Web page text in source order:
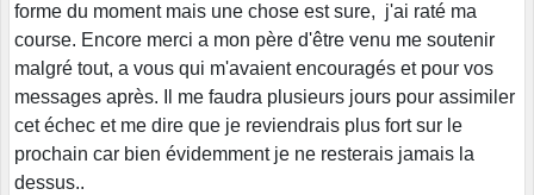
forme du moment mais une chose est sure, j'ai raté ma
course. Encore merci a mon père d'être venu me soutenir
malgré tout, a vous qui m'avaient encouragés et pour vos
messages après. Il me faudra plusieurs jours pour assimiler
cet échec et me dire que je reviendrais plus fort sur le
prochain car bien évidemment je ne resterais jamais la
dessus..